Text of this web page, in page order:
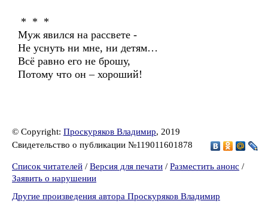
* * *
Муж явился на рассвете -
Не уснуть ни мне, ни детям…
Всё равно его не брошу,
Потому что он – хороший!
© Copyright: Проскуряков Владимир, 2019
Свидетельство о публикации №119011601878
Список читателей / Версия для печати / Разместить анонс /
Заявить о нарушении
Другие произведения автора Проскуряков Владимир